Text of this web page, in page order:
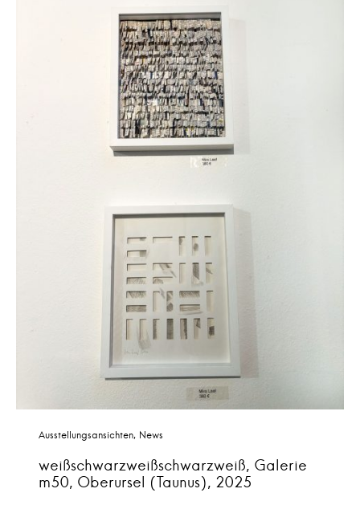
Ausstellungsansichten News
weißschwarzweißschwarzweiß, Galerie
m50, Oberursel (Taunus), 2025